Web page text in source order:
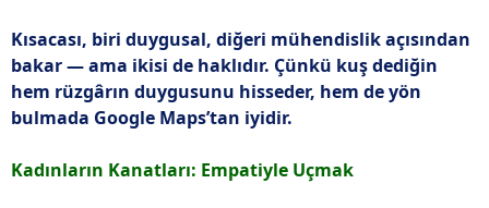
Kısacası, biri duygusal, diğeri mühendislik açısından
bakar — ama ikisi de haklıdır. Çünkü kuş dediğin
hem rüzgârın duygusunu hisseder, hem de yön
bulmada Google Maps’tan iyidir.
Kadınların Kanatları: Empatiyle Uçmak